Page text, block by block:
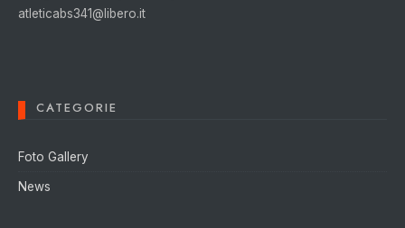
atleticabs341@libero.it
CATEGORIE
Foto Gallery
News